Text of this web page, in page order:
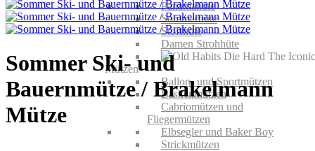
Panamahüte
Sommerhüte
Stoffhüte
Damen Strohhüte
Mützen
Ballon- und Sportmützen
Baskenmützen
Cabriomützen und
Fliegermützen
Elbsegler und Baker Boy
Strickmützen
Sommer Ski- und
Bauernmütze / Brakelmann
Mütze